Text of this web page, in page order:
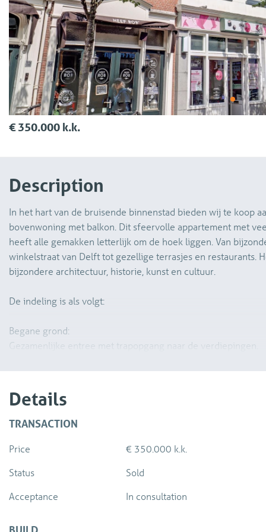
€ 350.000 k.k.
Description
In het hart van de bruisende binnenstad bieden wij te koop
bovenwoning met balkon. Dit sfeervolle appartement met
heeft alle gemakken letterlijk om de hoek liggen. Van
winkelstraat van Delft tot gezellige terrasjes en restaurants.
bijzondere architectuur, historie, kunst en cultuur.
De indeling is als volgt:
Begane grond:
Gezamenlijke entree met trapopgang naar de verdiepingen.
2e verdieping:
Entree in een loftachtig omgeving met bijzondere
balken in het zicht. L vormige open keuken en entree naar
opstelplaats voor de CV ketel en boiler en de entree naar de
Details
TRANSACTION
Price
€ 350.000 k.k.
Status
Sold
Acceptance
In consultation